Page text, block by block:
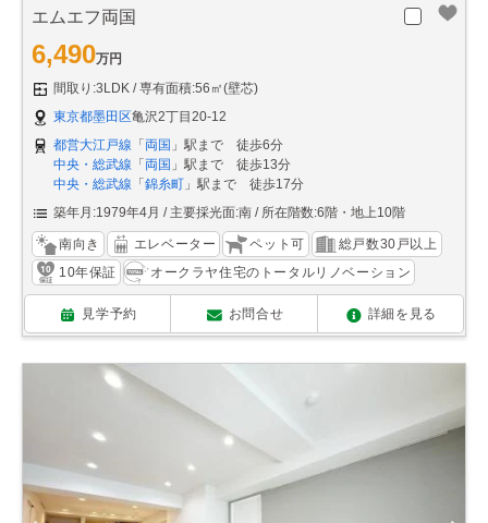
エムエフ両国
6,490万円
間取り:3LDK
専有面積:56㎡(壁芯)
東京都墨田区亀沢2丁目20-12
都営大江戸線 「両国 」駅まで 徒歩6分
中央・総武線 「両国 」駅まで 徒歩13分
中央・総武線 「錦糸町 」駅まで 徒歩17分
築年月:1979年4月
主要採光面:南 所在階数:6階・地上10階
南向き エレベーター ペット可
総戸数30戸以上
10年保証
オークラヤ住宅のトータルリノベーション
見学予約 お問合せ 詳細を見る